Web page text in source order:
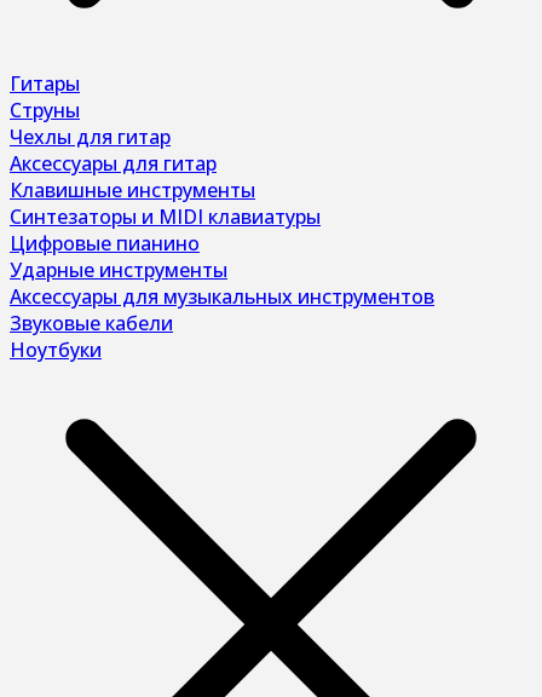
Гитары
Струны
Чехлы для гитар
Аксессуары для гитар
Клавишные инструменты
Синтезаторы и MIDI клавиатуры
Цифровые пианино
Ударные инструменты
Аксессуары для музыкальных инструментов
Звуковые кабели
Ноутбуки